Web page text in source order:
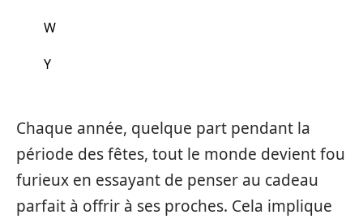
W
Y
Chaque année, quelque part pendant la
période des fêtes, tout le monde devient fou
furieux en essayant de penser au cadeau
parfait à offrir à ses proches. Cela implique